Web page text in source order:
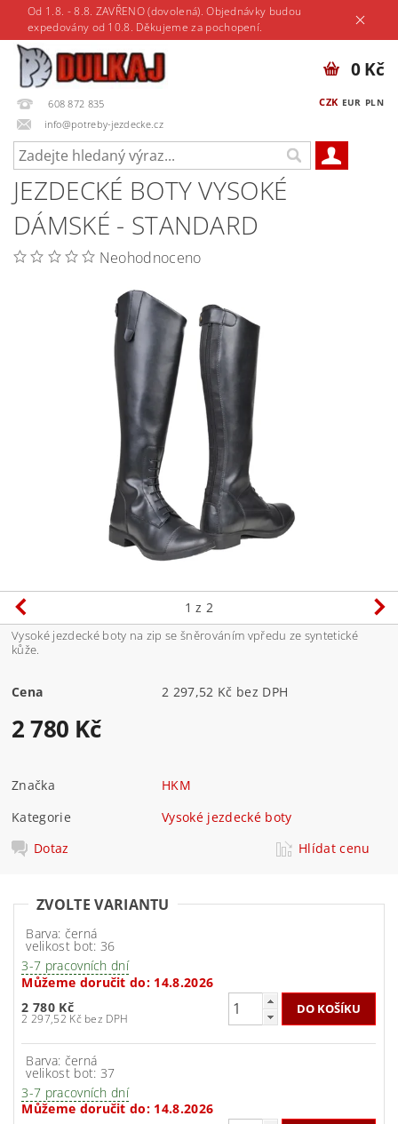
Od 1.8. - 8.8. ZAVŘENO (dovolená). Objednávky budou
expedovány od 10.8. Děkujeme za pochopení.
608 872 835
info@potreby-jezdecke.cz
CZK EUR PLN
0 Kč
JEZDECKÉ BOTY VYSOKÉ
DÁMSKÉ - STANDARD
Neohodnoceno
1 z 2
Vysoké jezdecké boty na zip se šněrováním vpředu ze syntetické
kůže.
Cena 2 297,52 Kč bez DPH
2 780 Kč
Značka
HKM
Kategorie
Vysoké jezdecké boty
Dotaz
Hlídat cenu
ZVOLTE VARIANTU
Barva: černá
velikost bot: 36
3-7 pracovních dní
Můžeme doručit do: 14.8.2026
2 780 Kč
2 297,52 Kč bez DPH
Barva: černá
velikost bot: 37
3-7 pracovních dní
Můžeme doručit do: 14.8.2026